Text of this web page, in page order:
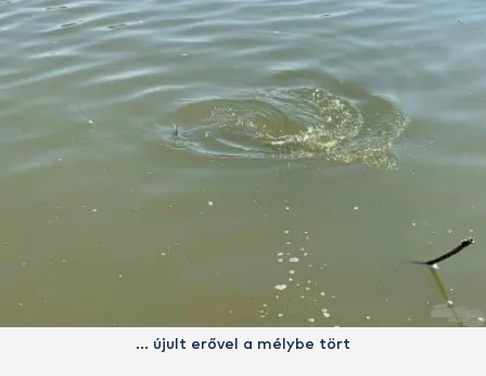
… újult erővel a mélybe tört